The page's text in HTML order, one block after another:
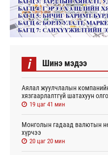
i Шинэ мэдээ
Аялал жуулчлалын
хязгаарлалтгүй шатахуун
19 цаг 41 мин
Монголын гадаад валютын
хүрчээ
20 цаг 20 мин